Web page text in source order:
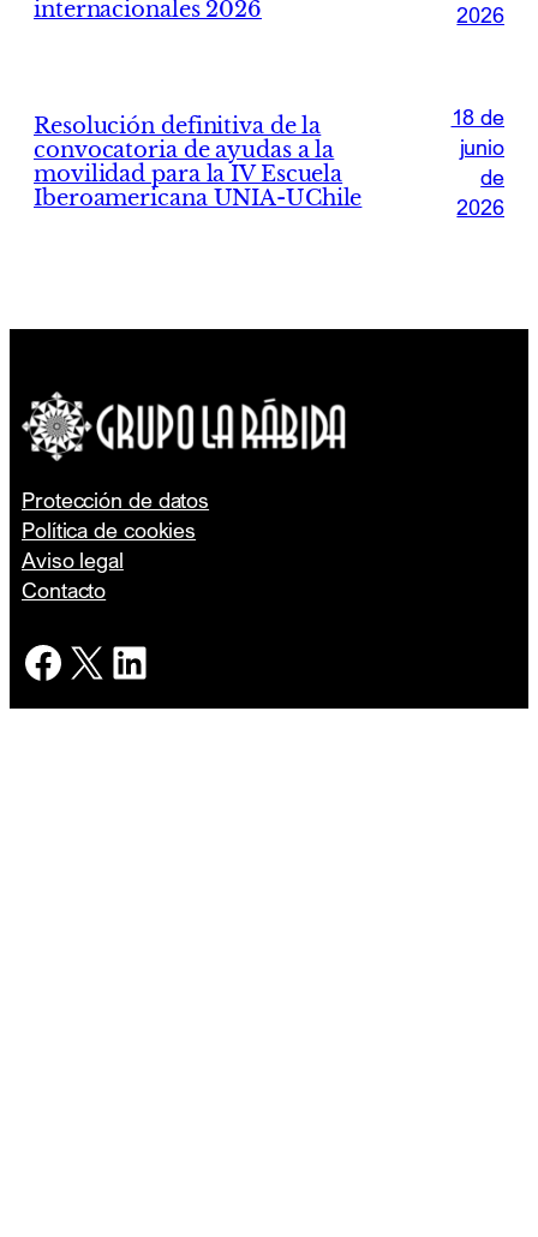
internacionales 2026 2026
Resolución definitiva de la
convocatoria de ayudas a la
movilidad para la IV Escuela
Iberoamericana UNIA-UChile
18 de
junio
de
2026
Protección de datos
Política de cookies
Aviso legal
Contacto
Facebook
X LinkedIn